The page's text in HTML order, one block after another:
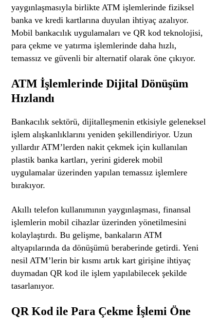
yaygınlaşmasıyla birlikte ATM işlemlerinde fiziksel
banka ve kredi kartlarına duyulan ihtiyaç azalıyor.
Mobil bankacılık uygulamaları ve QR kod teknolojisi,
para çekme ve yatırma işlemlerinde daha hızlı,
temassız ve güvenli bir alternatif olarak öne çıkıyor.
ATM İşlemlerinde Dijital Dönüşüm
Hızlandı
Bankacılık sektörü, dijitalleşmenin etkisiyle geleneksel
işlem alışkanlıklarını yeniden şekillendiriyor. Uzun
yıllardır ATM’lerden nakit çekmek için kullanılan
plastik banka kartları, yerini giderek mobil
uygulamalar üzerinden yapılan temassız işlemlere
bırakıyor.
Akıllı telefon kullanımının yaygınlaşması, finansal
işlemlerin mobil cihazlar üzerinden yönetilmesini
kolaylaştırdı. Bu gelişme, bankaların ATM
altyapılarında da dönüşümü beraberinde getirdi. Yeni
nesil ATM’lerin bir kısmı artık kart girişine ihtiyaç
duymadan QR kod ile işlem yapılabilecek şekilde
tasarlanıyor.
QR Kod ile Para Çekme İşlemi Öne